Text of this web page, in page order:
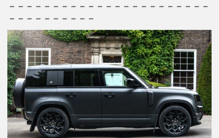
－－－－－－－－－－－－－－－－－－－－－－－
－－－－－－－－－－